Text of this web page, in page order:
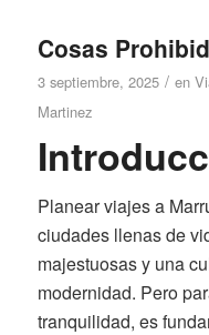
Cosas
3 septiembre, 2025 / en
Martinez
Planear viajes a
ciudades llenas de
majestuosas y una
modernidad. Pero
tranquilidad, es